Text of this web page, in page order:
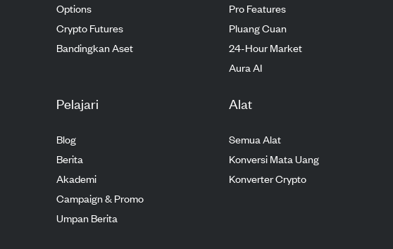
Options
Crypto Futures
Bandingkan Aset
Pro Features
Pluang Cuan
24-Hour Market
Aura AI
Pelajari
Blog
Berita
Akademi
Campaign & Promo
Umpan Berita
Alat
Semua Alat
Konversi Mata Uang
Konverter Crypto